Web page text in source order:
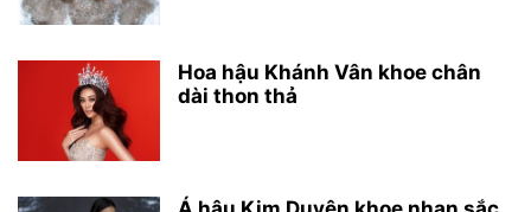
Hoa hậu Khánh Vân khoe chân
dài thon thả